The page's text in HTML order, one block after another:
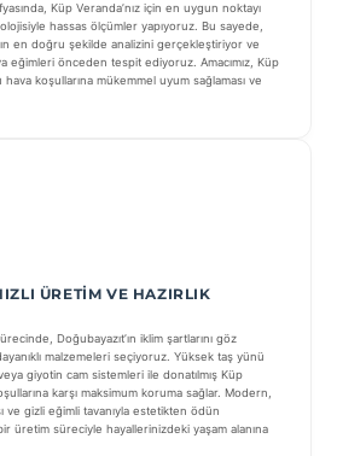
Küp Veranda’nız için en uygun noktayı
hassas ölçümler yapıyoruz. Bu sayede,
en doğru şekilde analizini gerçekleştiriyor ve
eğimleri önceden tespit ediyoruz. Amacımız, Küp
hava koşullarına mükemmel uyum sağlaması ve
ÜRETIM VE HAZIRLIK
Doğubayazıt’ın iklim şartlarını göz
malzemeleri seçiyoruz. Yüksek taş yünü
giyotin cam sistemleri ile donatılmış Küp
karşı maksimum koruma sağlar. Modern,
ve gizli eğimli tavanıyla estetikten ödün
üretim süreciyle hayallerinizdeki yaşam alanına